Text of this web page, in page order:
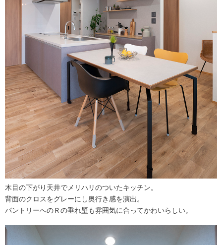
木目の下がり天井でメリハリのついたキッチン。
背面のクロスをグレーにし奥行き感を演出。
パントリーへのＲの垂れ壁も雰囲気に合ってかわいらしい。